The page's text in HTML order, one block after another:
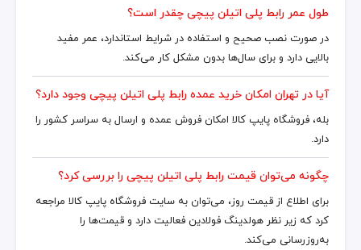
طول عمر رابط پلی اتیلن پیچی چقدر است؟
در صورت نصب صحیح و استفاده در شرایط استاندارد، عمر مفید
بالایی دارد و برای سال‌ها بدون مشکل کار می‌کند.
آیا در تهران امکان خرید عمده رابط پلی اتیلن پیچی وجود دارد؟
بله، فروشگاه پایپ کالا امکان فروش عمده و ارسال به سراسر کشور را
دارد.
چگونه می‌توان قیمت رابط پلی اتیلن پیچی را بررسی کرد؟
برای اطلاع از قیمت روز، می‌توان به سایت فروشگاه پایپ کالا مراجعه
کرد که زیر نظر هولدینگ فولادین فعالیت دارد و قیمت‌ها را
به‌روزرسانی می‌کند.